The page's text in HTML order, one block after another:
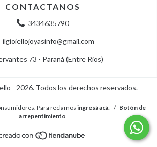
CONTACTANOS
3434635790
ilgioiellojoyasinfo@gmail.com
73 - Paraná (Entre Rios)
- 2026. Todos los derechos reservados.
Para reclamos ingresá acá. / Botón de
arrepentimiento